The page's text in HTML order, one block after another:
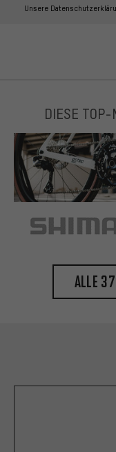
Unsere
DIESE TOP-
Alle